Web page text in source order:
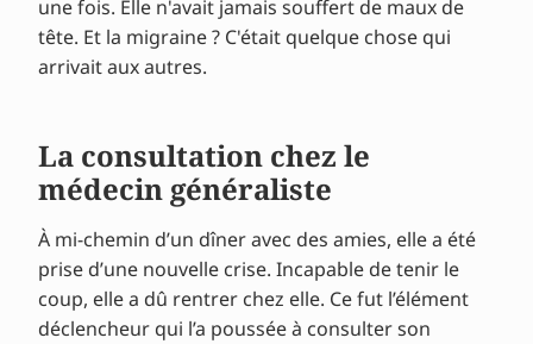
une fois. Elle n'avait jamais souffert de maux de
tête. Et la migraine ? C'était quelque chose qui
arrivait aux autres.
La consultation chez le
médecin généraliste
À mi-chemin d’un dîner avec des amies, elle a été
prise d’une nouvelle crise. Incapable de tenir le
coup, elle a dû rentrer chez elle. Ce fut l’élément
déclencheur qui l’a poussée à consulter son